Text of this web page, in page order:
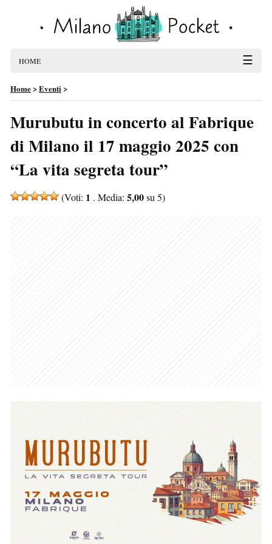
HOME ☰
Home>Eventi>
Murubutu in concerto al Fabrique
di Milano il 17 maggio 2025 con
“La vita segreta tour”
(Voti: 1 . Media: 5,00su 5)